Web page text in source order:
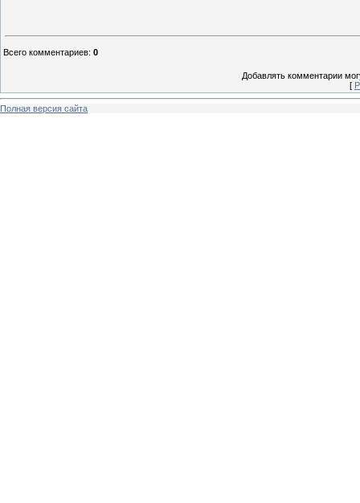
Всего комментариев: 0
Добавлять комментарии
[
Полная версия сайта